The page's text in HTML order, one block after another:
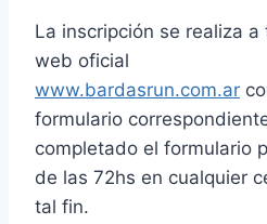
La inscripción se realiza
web oficial
www.bardasrun.com.ar
formulario
completado el formulario
de las 72hs en cualquier
tal fin.